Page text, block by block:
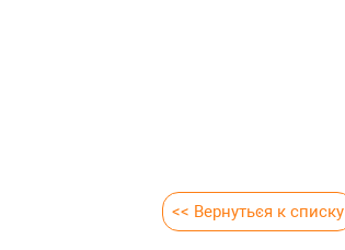
<< Вернуться к списку